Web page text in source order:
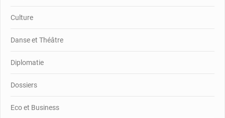
Culture
Danse et Théâtre
Diplomatie
Dossiers
Eco et Business